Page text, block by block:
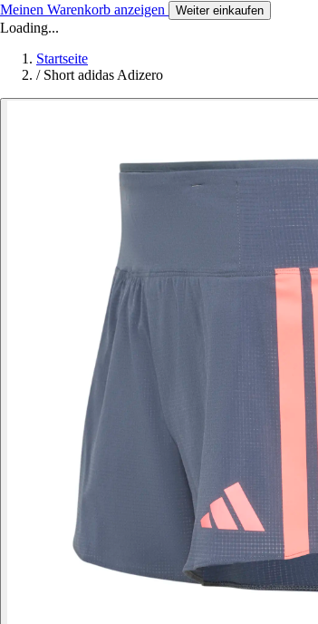
Meinen Warenkorb anzeigen Weiter einkaufen
Loading...
Startseite
/ Short adidas Adizero